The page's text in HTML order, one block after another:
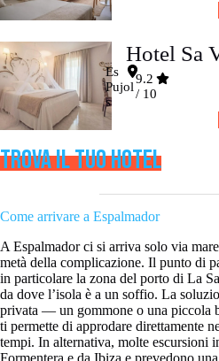
Hotel Sa
Es
Pujol
s
9.2
/ 10
TROVA IL TUO HOTEL
Come arrivare a Espalmador
A Espalmador ci si arriva solo via
metà della complicazione. Il punto di
in particolare la zona del porto di La
da dove l’isola è a un soffio. La
privata — un gommone o una piccola
ti permette di approdare direttamente
tempi. In alternativa, molte escursioni